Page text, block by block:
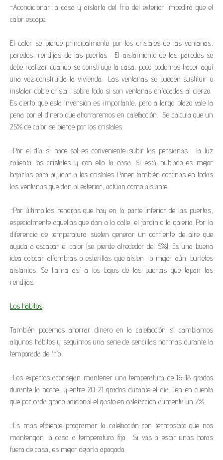
-Acondicionar la casa y aislarla del frio del exterior impedirá que el
calor escape.
El calor se pierde principalmente por los cristales de las ventanas,
paredes, rendijas de las puertas. El aislamiento de las paredes se
debe realizar cuando se construye la casa, poco podemos hacer aquí
una vez construida la vivienda. Las ventanas se pueden sustituir o
instalar doble cristal, sobre todo si son ventanas enfocadas al cierzo.
Es cierto que esta inversión es importante, pero a largo plazo vale la
pena por el dinero que ahorraremos en calefacción. Se calcula que un
25% de calor se pierde por los cristales.
-Por el día si hace sol es conveniente subir las persianas, la luz
calienta los cristales y con ello la casa. Si está nublado es mejor
bajarlas para ayudar a los cristales. Poner también cortinas en todas
las ventanas que dan al exterior, actúan como aislante.
-Por último,las rendijas que hay en la parte inferior de las puertas,
especialmente aquellas que dan a la calle, el jardín o la galería. Por la
diferencia de temperatura suelen generar un corriente de aire que
ayuda a escapar el calor (se pierde alrededor del 5%). Es una buena
idea colocar alfombras o esterillas que aíslen o mejor aún: burletes
aislantes. Se llama así a los bajos de las puertas que tapan las
rendijas.
Los hábitos
También podemos ahorrar dinero en la calefacción si cambiamos
algunos hábitos y seguimos una serie de sencillas normas durante la
temporada de frío.
-Los expertos aconsejan mantener una temperatura de 16-18 grados
durante la noche, y entre 20-21 grados durante el día. Ten en cuenta
que por cada grado adicional el gasto en calefacción aumenta un 7%.
-Es mas eficiente programar la calefacción con termostato que nos
mantengan la casa a temperatura fija. Si vas a estar unas horas
fuera de casa, es mejor dejarla apagada.